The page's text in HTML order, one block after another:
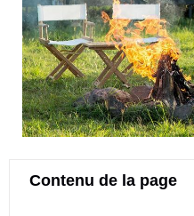
Contenu de la page